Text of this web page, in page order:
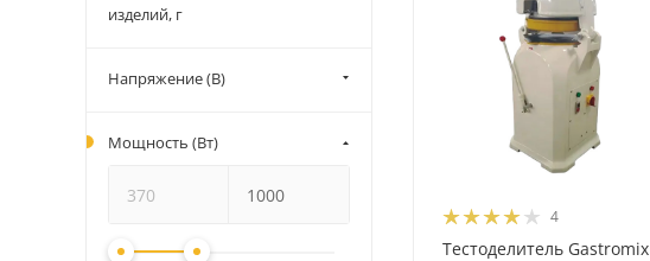
4
Тестоделитель Gastromix
изделий, г
Напряжение (В)
Мощность (Вт)